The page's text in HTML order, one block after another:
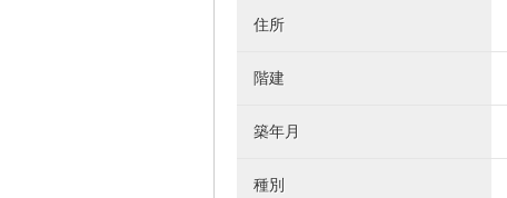
住所
階建
築年月
種別